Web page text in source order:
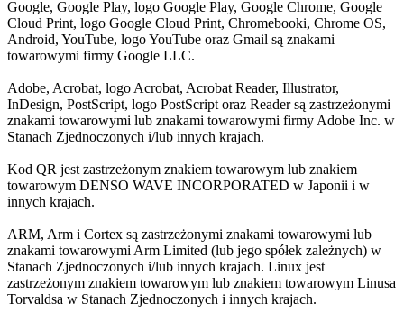
Google, Google Play, logo Google Play, Google Chrome, Google
Cloud Print, logo Google Cloud Print, Chromebooki, Chrome OS,
Android, YouTube, logo YouTube oraz Gmail są znakami
towarowymi firmy Google LLC.
Adobe, Acrobat, logo Acrobat, Acrobat Reader, Illustrator,
InDesign, PostScript, logo PostScript oraz Reader są zastrzeżonymi
znakami towarowymi lub znakami towarowymi firmy Adobe Inc. w
Stanach Zjednoczonych i/lub innych krajach.
Kod QR jest zastrzeżonym znakiem towarowym lub znakiem
towarowym DENSO WAVE INCORPORATED w Japonii i w
innych krajach.
ARM, Arm i Cortex są zastrzeżonymi znakami towarowymi lub
znakami towarowymi Arm Limited (lub jego spółek zależnych) w
Stanach Zjednoczonych i/lub innych krajach. Linux jest
zastrzeżonym znakiem towarowym lub znakiem towarowym Linusa
Torvaldsa w Stanach Zjednoczonych i innych krajach.